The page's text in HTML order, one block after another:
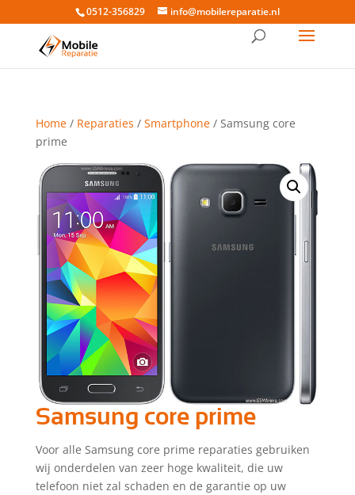
0512-356829 info@mobilereparatie.nl
Home/ Reparaties / Smartphone/ Samsung core
prime
Samsung core prime
Voor alle Samsung core prime reparaties gebruiken
wij onderdelen van zeer hoge kwaliteit, die uw
telefoon niet zal schaden en de garantie op uw